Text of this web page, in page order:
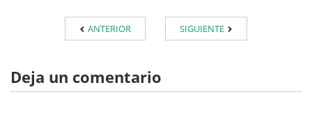
ANTERIOR SIGUIENTE
Deja un comentario